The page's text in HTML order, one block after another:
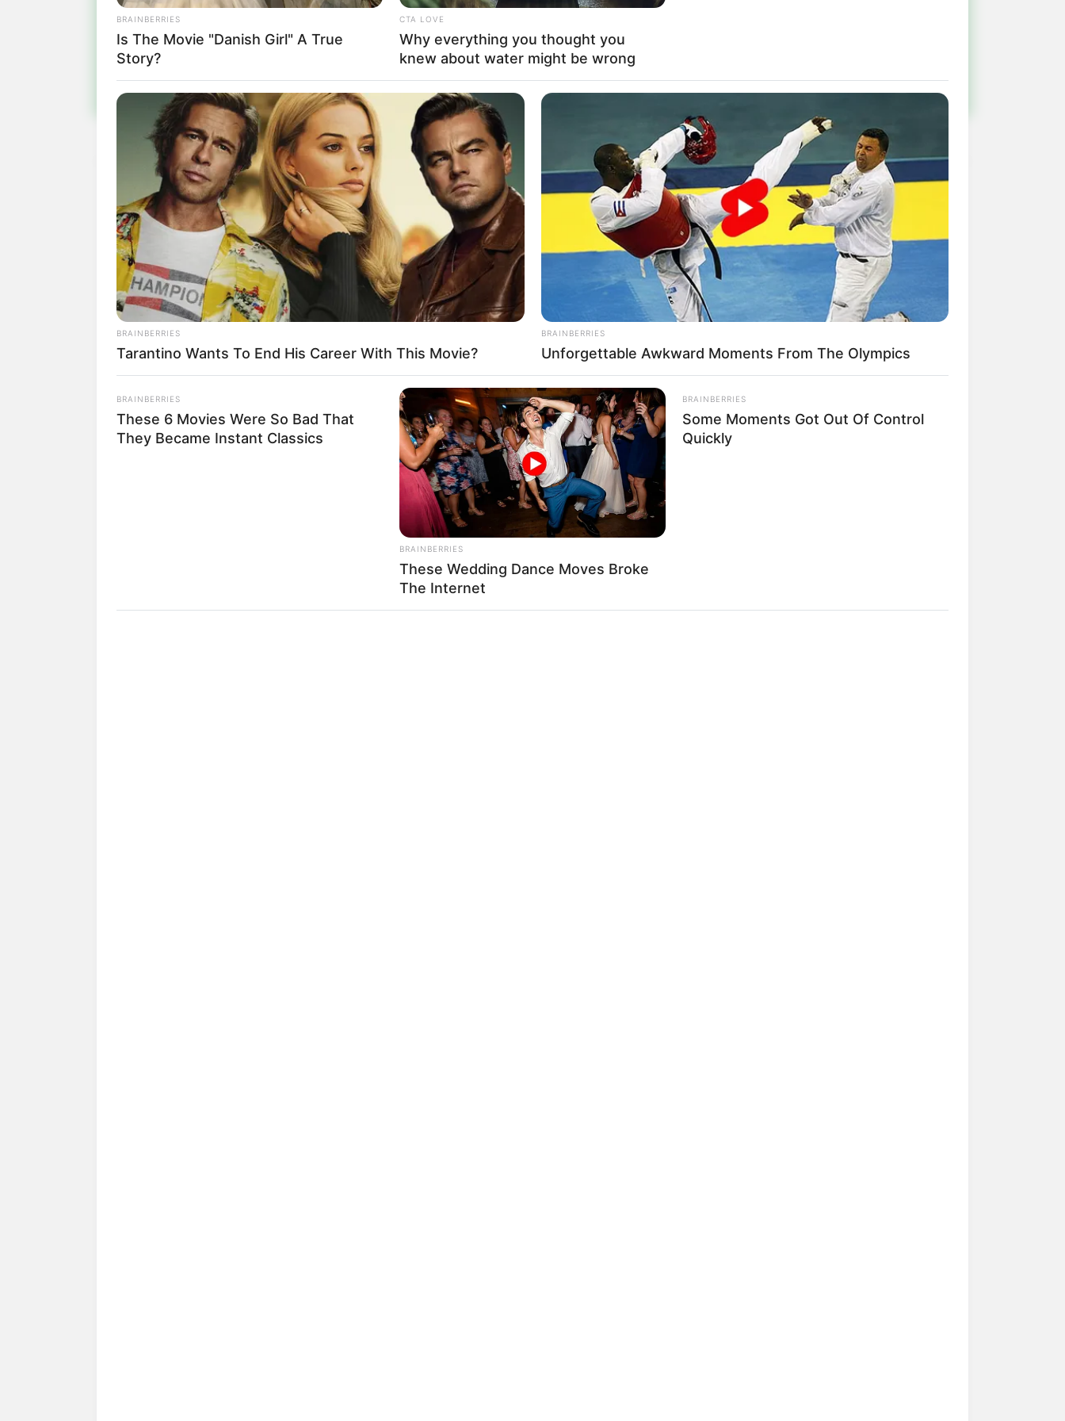
Fique informado em tempo real sobre as principais notícias de Paraguaçu Paulista e região
BRAINBERRIES
Is The Movie "Danish Girl" A True
Story?
CTA LOVE
Why everything you thought you
knew about water might be wrong
BRAINBERRIES
Tarantino Wants To End His Career With This Movie?
BRAINBERRIES
Unforgettable Awkward Moments From The Olympics
BRAINBERRIES
These 6 Movies Were So Bad That
They Became Instant Classics
BRAINBERRIES
These Wedding Dance Moves Broke
The Internet
BRAINBERRIES
Some Moments Got Out Of Control
Quickly